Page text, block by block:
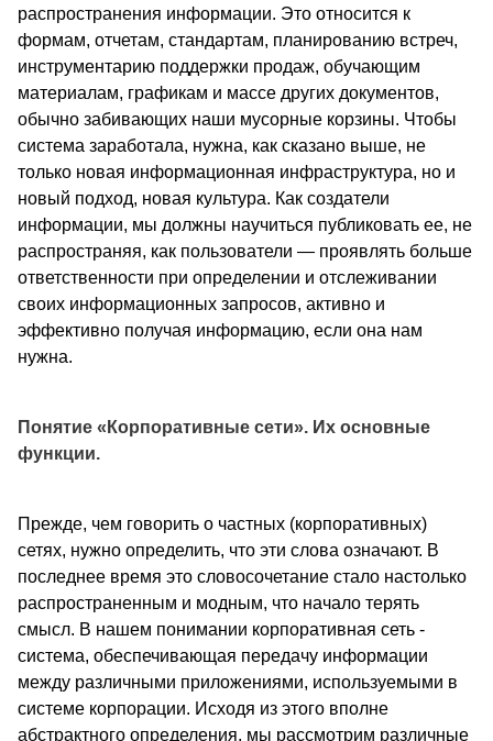
распространения информации. Это относится к
формам, отчетам, стандартам, планированию встреч,
инструментарию поддержки продаж, обучающим
материалам, графикам и массе других документов,
обычно забивающих наши мусорные корзины. Чтобы
система заработала, нужна, как сказано выше, не
только новая информационная инфраструктура, но и
новый подход, новая культура. Как создатели
информации, мы должны научиться публиковать ее, не
распространяя, как пользователи — проявлять больше
ответственности при определении и отслеживании
своих информационных запросов, активно и
эффективно получая информацию, если она нам
нужна.
Понятие «Корпоративные сети». Их основные
функции.
Прежде, чем говорить о частных (корпоративных)
сетях, нужно определить, что эти слова означают. В
последнее время это словосочетание стало настолько
распространенным и модным, что начало терять
смысл. В нашем понимании корпоративная сеть -
система, обеспечивающая передачу информации
между различными приложениями, используемыми в
системе корпорации. Исходя из этого вполне
абстрактного определения, мы рассмотрим различные